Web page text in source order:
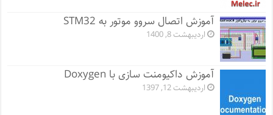
آموزش اتصال سروو موتور به STM32
اردیبهشت 8, 1400
آموزش داکیومنت سازی با Doxygen
اردیبهشت 12, 1397